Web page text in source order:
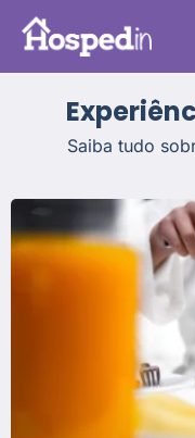
Saiba tudo